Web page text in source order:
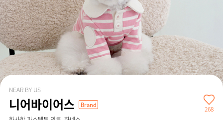
NEAR BY US
니어바이어스 Brand
268